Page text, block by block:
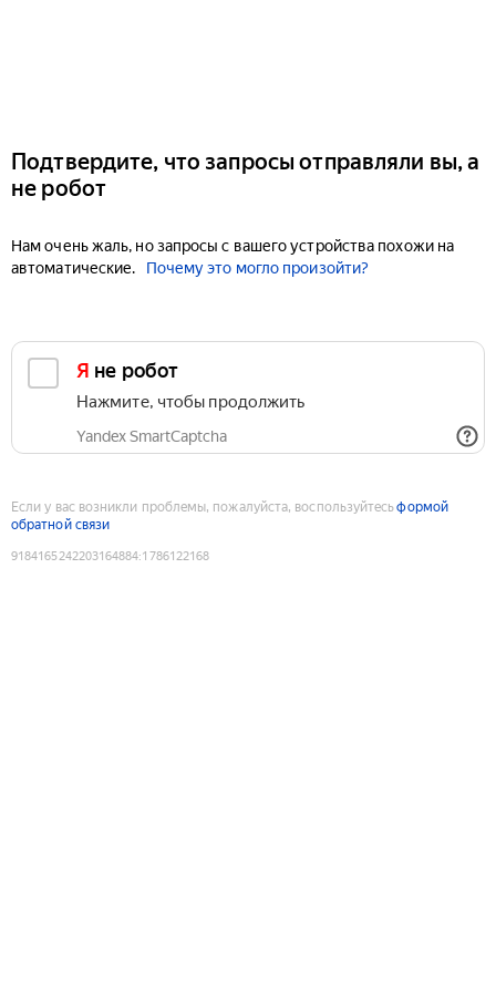
Подтвердите, что запросы отправляли вы, а
не робот
Нам очень жаль, но запросы с вашего устройства похожи на
автоматические.
Почему это могло произойти?
Я не робот
Нажмите, чтобы продолжить
Yandex SmartCaptcha
Если у вас возникли проблемы, пожалуйста, воспользуйтесьформой
обратной связи
9184165242203164884:1786122168